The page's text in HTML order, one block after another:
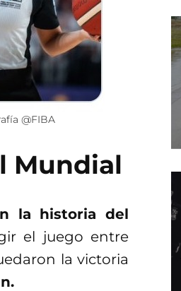
@FIBA
Mundial
la historia del
el juego entre
la victoria